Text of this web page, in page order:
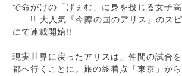
で命がけの「げぇむ」に身を投じる女子
……!! 大人気『今際の国のアリス』のス
にて連載開始!!
現実世界に戻ったアリスは、仲間の試合
都へ行くことに。旅の終着点「東京」か